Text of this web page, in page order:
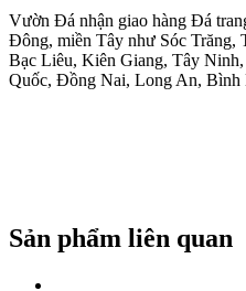
Vườn Đá nhận giao hàng Đá
Đông, miền Tây như Sóc Trăng,
Bạc Liêu, Kiên Giang, Tây
Quốc, Đồng Nai, Long An,
Sản phẩm liên quan